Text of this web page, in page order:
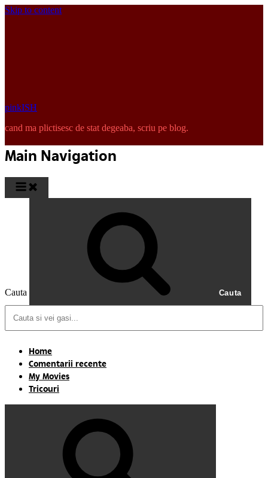
Skip to content
pinkISH
cand ma plictisesc de stat degeaba, scriu pe blog.
Main Navigation
Cauta Cauta
Home
Comentarii recente
My Movies
Tricouri